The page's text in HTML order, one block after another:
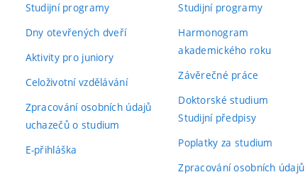
Studijní programy
Dny otevřených dveří
Aktivity pro juniory
Celoživotní vzdělávání
Zpracování osobních údajů
uchazečů o studium
E-přihláška
Studijní programy
Harmonogram
akademického roku
Závěrečné práce
Doktorské studium
Studijní předpisy
Poplatky za studium
Zpracování osobních údajů